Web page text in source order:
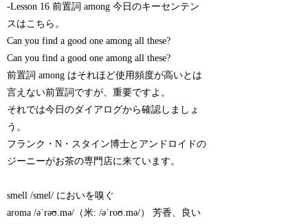
-Lesson 16 前置詞 among 今日のキーセンテン
スはこちら。
Can you find a good one among all these?
Can you find a good one among all these?
前置詞 among はそれほど使用頻度が高いとは
言えない前置詞ですが、重要ですよ。
それでは今日のダイアログから確認しましょ
う。
フランク・N・スタイン博士とアンドロイドの
ジーニーがお茶の専門店に来ています。
smell /smel/ においを嗅ぐ
aroma /əˈrəʊ.mə/（米: /əˈroʊ.mə/） 芳香、良い